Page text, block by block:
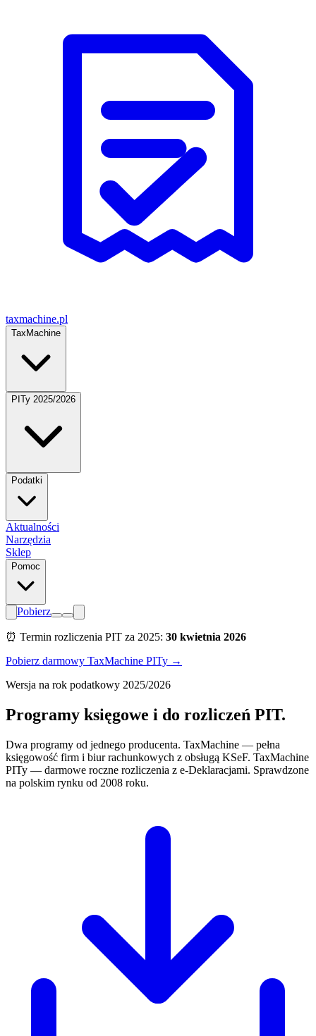
taxmachine.pl
TaxMachine
PITy 2025/2026
Podatki
Aktualności
Narzędzia
Sklep
Pomoc
Pobierz
⏰ Termin rozliczenia PIT za 2025: 30 kwietnia 2026
Pobierz darmowy TaxMachine PITy →
Wersja na rok podatkowy 2025/2026
Programy księgowe i do rozliczeń PIT.
Dwa programy od jednego producenta. TaxMachine — pełna
księgowość firm i biur rachunkowych z obsługą KSeF. TaxMachine
PITy — darmowe roczne rozliczenia z e-Deklaracjami. Sprawdzone
na polskim rynku od 2008 roku.